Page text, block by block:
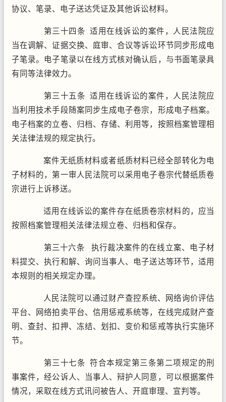
协议、笔录、电子送达凭证及其他诉讼材料。
第三十四条 适用在线诉讼的案件，人民法院应
当在调解、证据交换、庭审、合议等诉讼环节同步形成电
子笔录。电子笔录以在线方式核对确认后，与书面笔录具
有同等法律效力。
第三十五条 适用在线诉讼的案件，人民法院应
当利用技术手段随案同步生成电子卷宗，形成电子档案。
电子档案的立卷、归档、存储、利用等，按照档案管理相
关法律法规的规定执行。
案件无纸质材料或者纸质材料已经全部转化为电
子材料的，第一审人民法院可以采用电子卷宗代替纸质卷
宗进行上诉移送。
适用在线诉讼的案件存在纸质卷宗材料的，应当
按照档案管理相关法律法规立卷、归档和保存。
第三十六条 执行裁决案件的在线立案、电子材
料提交、执行和解、询问当事人、电子送达等环节，适用
本规则的相关规定办理。
人民法院可以通过财产查控系统、网络询价评估
平台、网络拍卖平台、信用惩戒系统等，在线完成财产查
明、查封、扣押、冻结、划扣、变价和惩戒等执行实施环
节。
第三十七条 符合本规定第三条第二项规定的刑
事案件，经公诉人、当事人、辩护人同意，可以根据案件
情况，采取在线方式讯问被告人、开庭审理、宣判等。